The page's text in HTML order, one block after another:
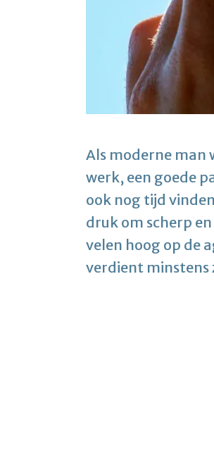
Als moderne man
werk, een goede
ook nog tijd
druk om scherp
velen hoog op de
verdient minstens